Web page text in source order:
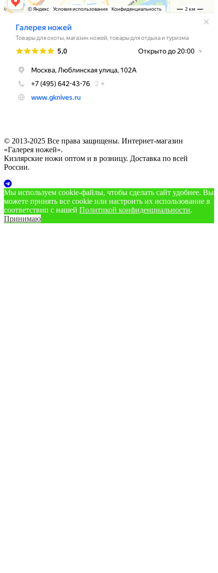
© 2013-2025 Все права защищены. Интернет-магазин
«Галерея ножей».
Кизлярские ножи оптом и в розницу. Доставка по всей
России.
Мы используем cookie‑файлы, чтобы сделать сайт удобнее. Вы
можете принять все cookie или настроить их использование в
соответствии с нашей Политикой конфиденциальности.
Принимаю